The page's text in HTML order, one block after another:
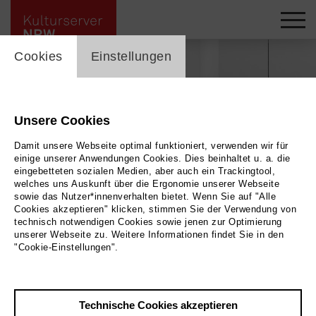
Rebekka Benzenberg
cookie_layer
Cookies Einstellungen
Unsere Cookies
Damit unsere Webseite optimal funktioniert, verwenden wir für
einige unserer Anwendungen Cookies. Dies beinhaltet u. a. die
eingebetteten sozialen Medien, aber auch ein Trackingtool,
welches uns Auskunft über die Ergonomie unserer Webseite
sowie das Nutzer*innenverhalten bietet. Wenn Sie auf "Alle
Cookies akzeptieren" klicken, stimmen Sie der Verwendung von
technisch notwendigen Cookies sowie jenen zur Optimierung
unserer Webseite zu. Weitere Informationen findet Sie in den
"Cookie-Einstellungen".
Technische Cookies akzeptieren